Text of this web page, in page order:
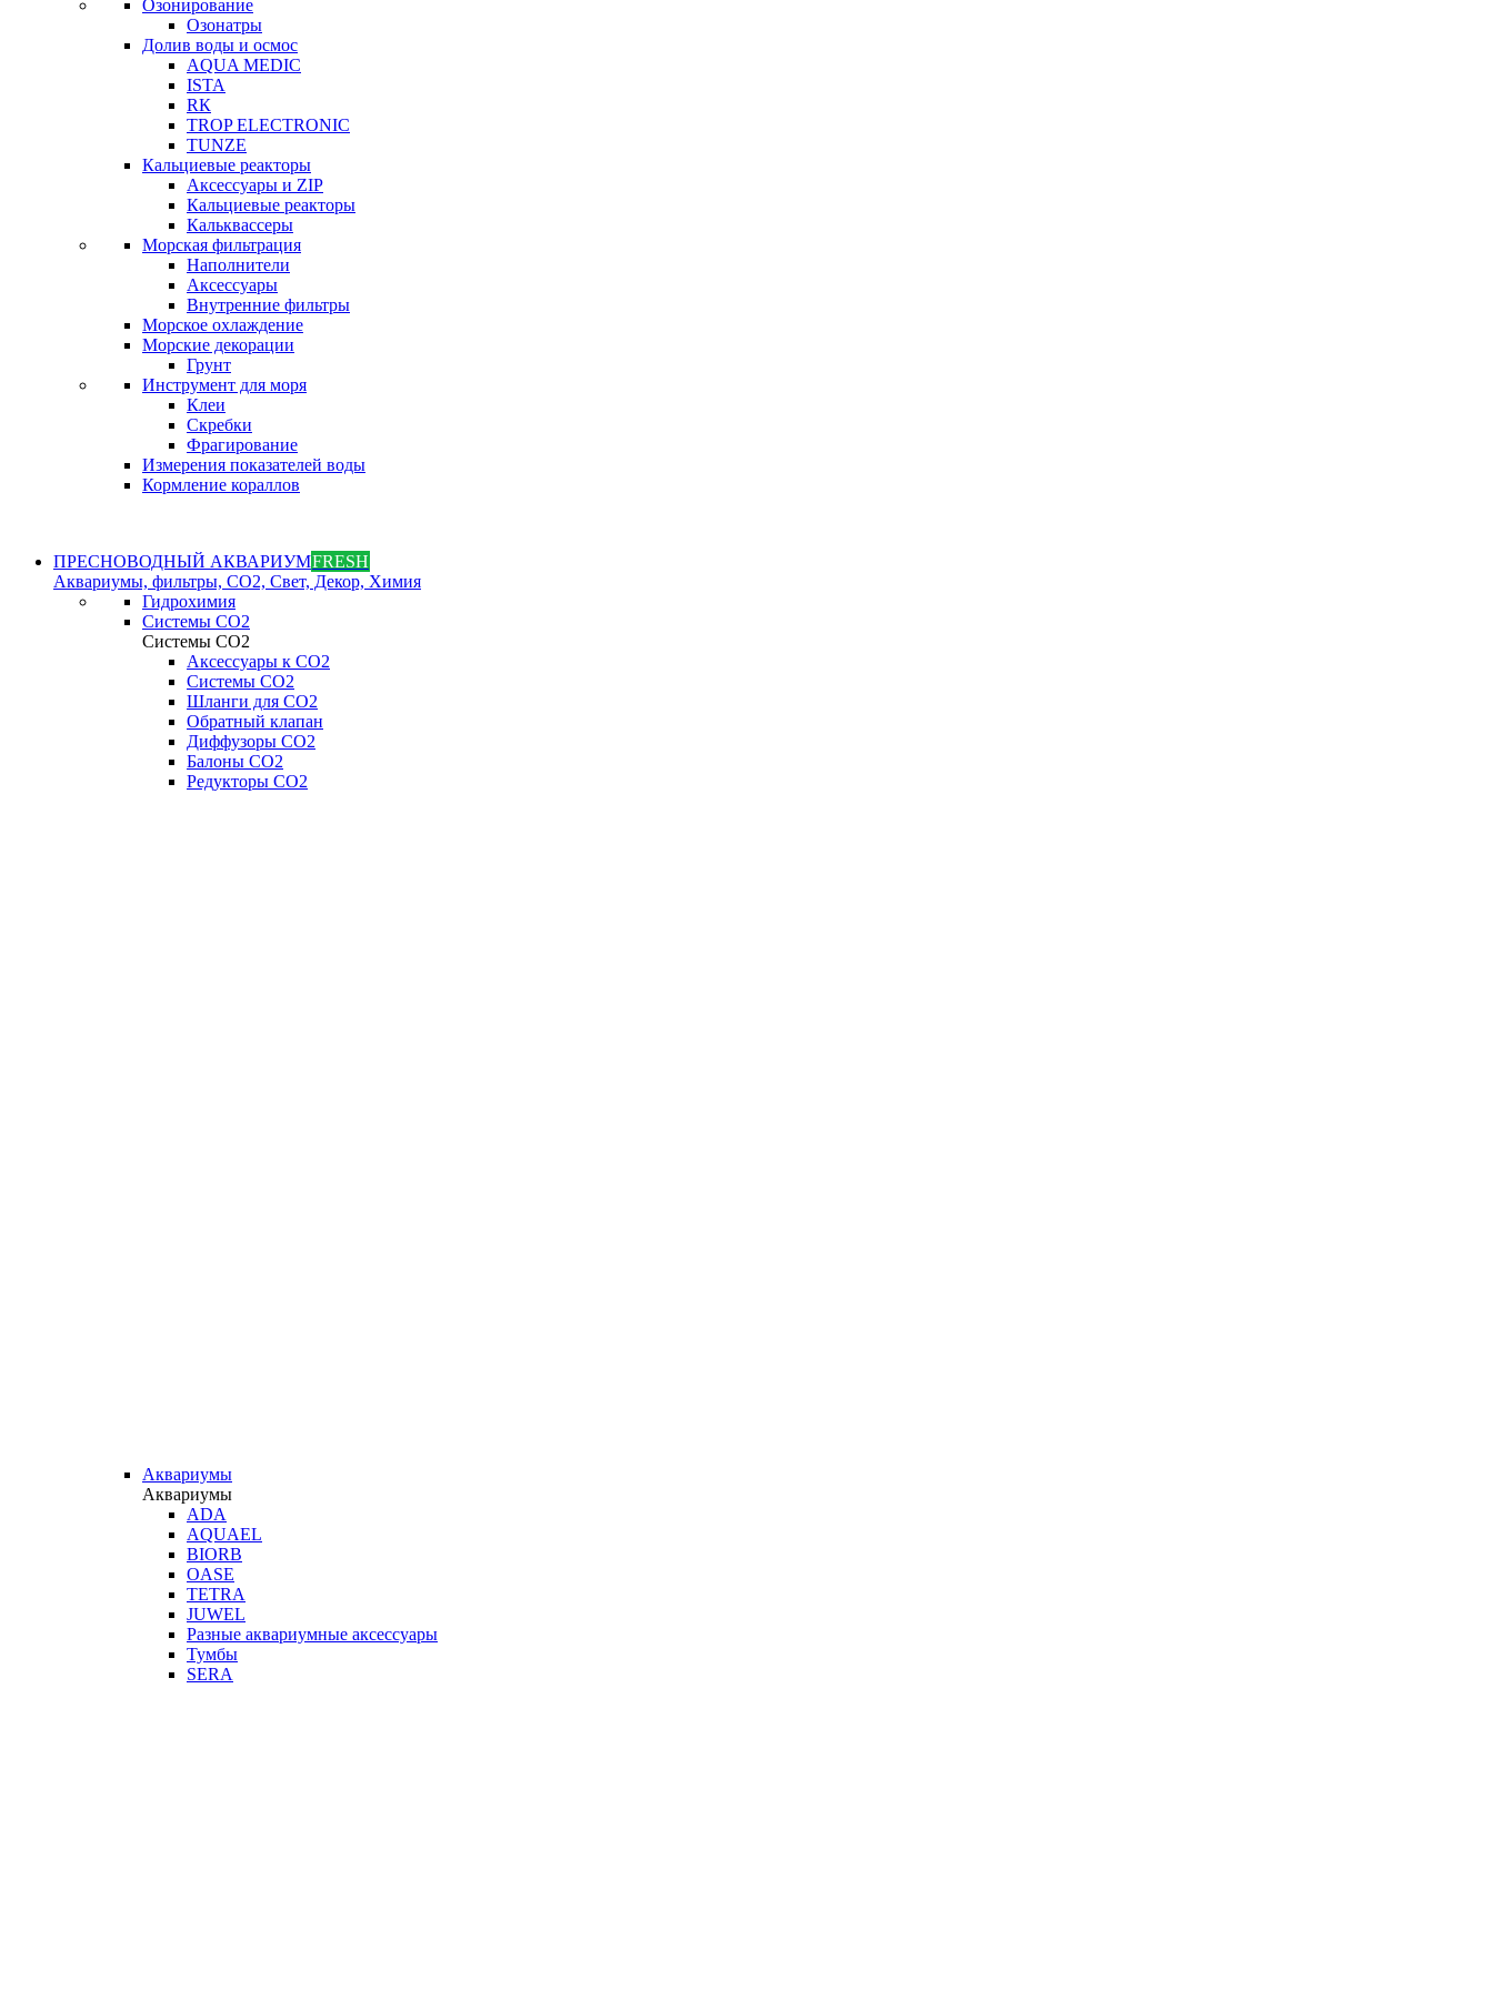
Озонирование
Озонатры
Долив воды и осмос
AQUA MEDIC
ISTA
RК
TROP ELECTRONIC
TUNZE
Кальциевые реакторы
Аксессуары и ZIP
Кальциевые реакторы
Кальквассеры
Морская фильтрация
Наполнители
Аксессуары
Внутренние фильтры
Морское охлаждение
Морские декорации
Грунт
Инструмент для моря
Клеи
Скребки
Фрагирование
Измерения показателей воды
Кормление кораллов
ПРЕСНОВОДНЫЙ АКВАРИУМFRESH
Аквариумы, фильтры, СО2, Свет, Декор, Химия
Гидрохимия
Системы СО2
Системы СО2
Аксессуары к СО2
Системы СО2
Шланги для CO2
Обратный клапан
Диффузоры СO2
Балоны CO2
Редукторы CO2
Аквариумы
Аквариумы
ADA
AQUAEL
BIORB
OASE
TETRA
JUWEL
Разные аквариумные аксессуары
Тумбы
SERA